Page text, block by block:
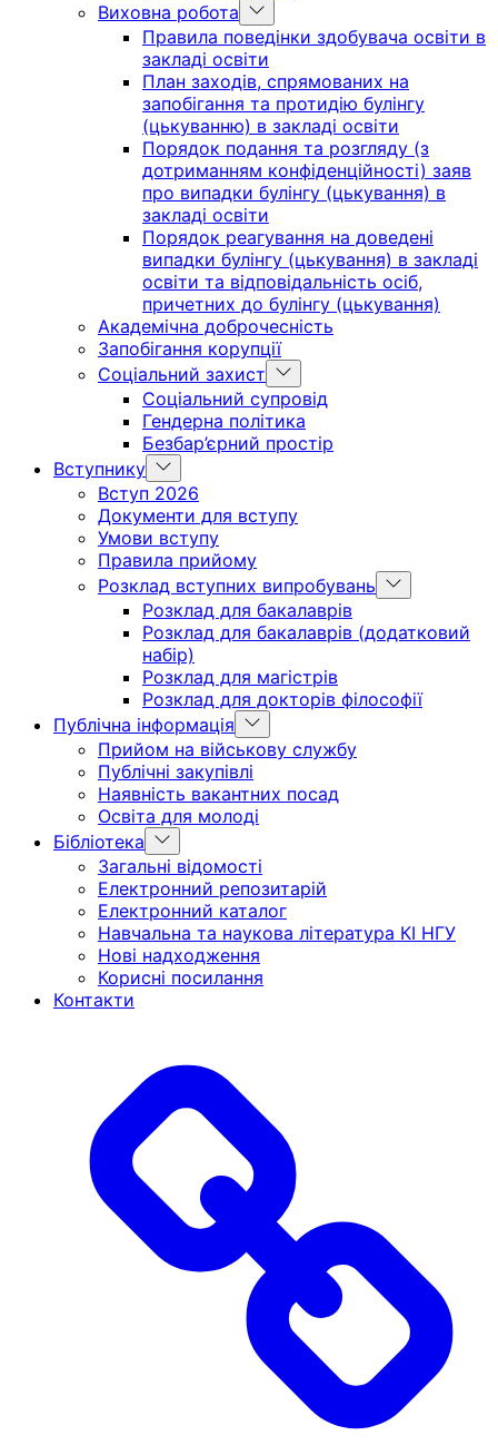
Виховна робота
Правила поведінки здобувача освіти в
закладі освіти
План заходів, спрямованих на
запобігання та протидію булінгу
(цькуванню) в закладі освіти
Порядок подання та розгляду (з
дотриманням конфіденційності) заяв
про випадки булінгу (цькування) в
закладі освіти
Порядок реагування на доведені
випадки булінгу (цькування) в закладі
освіти та відповідальність осіб,
причетних до булінгу (цькування)
Академічна доброчесність
Запобігання корупції
Соціальний захист
Соціальний супровід
Гендерна політика
Безбар’єрний простір
Вступнику
Вступ 2026
Документи для вступу
Умови вступу
Правила прийому
Розклад вступних випробувань
Розклад для бакалаврів
Розклад для бакалаврів (додатковий
набір)
Розклад для магістрів
Розклад для докторів філософії
Публічна інформація
Прийом на військову службу
Публічні закупівлі
Наявність вакантних посад
Освіта для молоді
Бібліотека
Загальні відомості
Електронний репозитарій
Електронний каталог
Навчальна та наукова література КІ НГУ
Нові надходження
Корисні посилання
Контакти